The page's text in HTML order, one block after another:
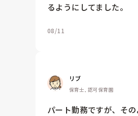
るようにしてました。
08/11
リブ
保育士, 認可保育園
パート勤務ですが、そ